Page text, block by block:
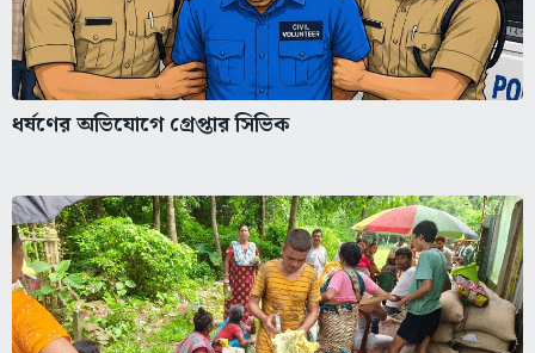
ধর্ষণের অভিযোগে গ্রেপ্তার সিভিক